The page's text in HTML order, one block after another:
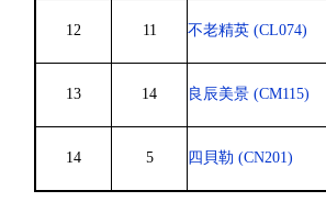
12 11 不老精英 (CL074)
13 14 良辰美景 (CM115)
14 5 四貝勒 (CN201)